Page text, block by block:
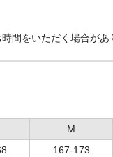
間をいただく場合があ
M
167-173